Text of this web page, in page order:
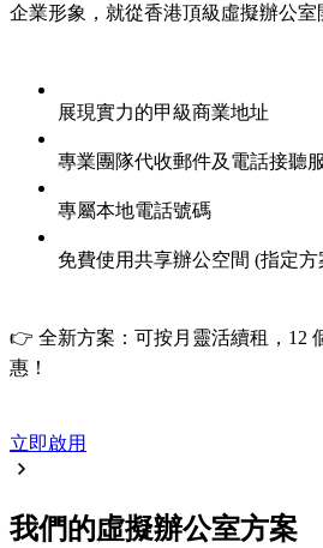
企業形象，就從香港頂級虛擬辦公室
展現實力的甲級商業地址
專業團隊代收郵件及電話接聽
專屬本地電話號碼
免費使用共享辦公空間 (指定方
👉 全新方案：可按月靈活續租，12
惠！
立即啟用
我們的虛擬辦公室方案